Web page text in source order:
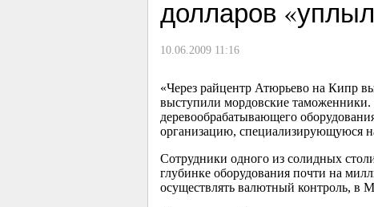
долларов
10.06.2009 11:16
«Через райцентр Атюрьево на Кипр
выступили мордовские таможенники.
деревообрабатывающего
организацию, специализирующуюся
Сотрудники одного из солидных
глубинке оборудования почти на
осуществлять валютный контроль, в